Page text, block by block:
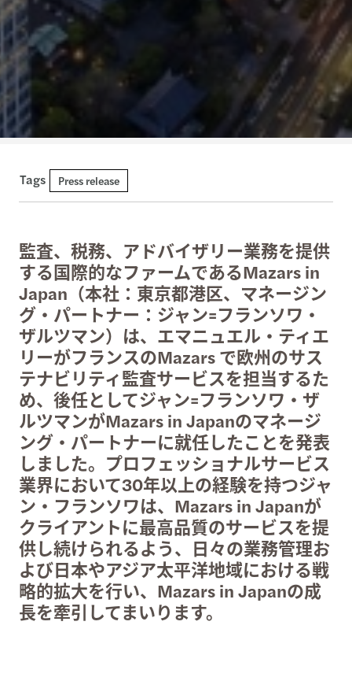
Tags Press release
監査、税務、アドバイザリー業務を提供
する国際的なファームであるMazars in
Japan（本社：東京都港区、マネージン
グ・パートナー：ジャン=フランソワ・
ザルツマン）は、エマニュエル・ティエ
リーがフランスのMazars で欧州のサス
テナビリティ監査サービスを担当するた
め、後任としてジャン=フランソワ・ザ
ルツマンがMazars in Japanのマネージ
ング・パートナーに就任したことを発表
しました。プロフェッショナルサービス
業界において30年以上の経験を持つジャ
ン・フランソワは、Mazars in Japanが
クライアントに最高品質のサービスを提
供し続けられるよう、日々の業務管理お
よび日本やアジア太平洋地域における戦
略的拡大を行い、Mazars in Japanの成
長を牽引してまいります。